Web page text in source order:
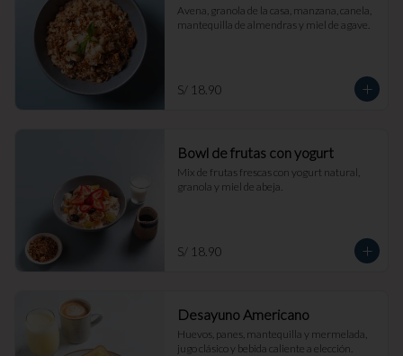
Avena, granola de la casa, manzana, canela,
mantequilla de almendras y miel de agave.
S/ 18.90
Bowl de frutas con yogurt
Mix de frutas frescas con yogurt natural,
granola y miel de abeja.
S/ 18.90
Desayuno Americano
Huevos, panes, mantequilla y mermelada,
jugo clásico y bebida caliente a elección.